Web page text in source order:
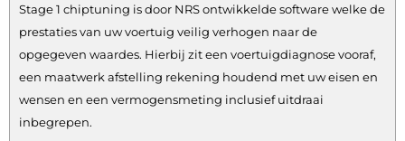
Stage 1 chiptuning is door NRS ontwikkelde software welke de
prestaties van uw voertuig veilig verhogen naar de
opgegeven waardes. Hierbij zit een voertuigdiagnose vooraf,
een maatwerk afstelling rekening houdend met uw eisen en
wensen en een vermogensmeting inclusief uitdraai
inbegrepen.